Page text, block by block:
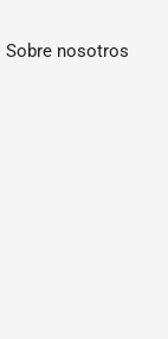
Sobre nosotros